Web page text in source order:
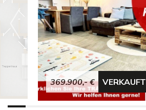
369.900,- € VERKAUFT